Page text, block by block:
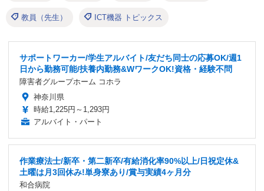
教員（先生） ICT機器 トピックス
サポートワーカー/学生アルバイト/友だち同士の応募OK/週1
日から勤務可能/扶養内勤務&WワークOK!資格・経験不問
障害者グループホーム コホラ
神奈川県
時給1,225円～1,293円
アルバイト・パート
作業療法士/新卒・第二新卒/有給消化率90%以上/日祝定休&
土曜は月3回休み!単身寮あり/賞与実績4ヶ月分
和合病院